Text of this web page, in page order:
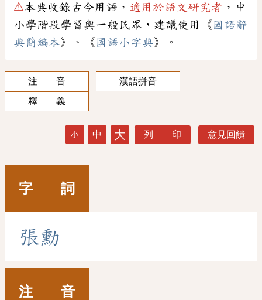
⚠本典收錄古今用語， 適用於語文研究者 ，中
小學階段學習與一般民眾，建議使用《 國語辭
典簡編本》、《 國語小字典》。
注 音
漢語拼音
釋 義
小 中 大 列 印 意見回饋
字 詞
張勳
注 音